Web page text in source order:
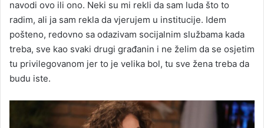
navodi ovo ili ono. Neki su mi rekli da sam luda što to
radim, ali ja sam rekla da vjerujem u institucije. Idem
pošteno, redovno sa odazivam socijalnim službama kada
treba, sve kao svaki drugi građanin i ne želim da se osjetim
tu privilegovanom jer to je velika bol, tu sve žena treba da
budu iste.